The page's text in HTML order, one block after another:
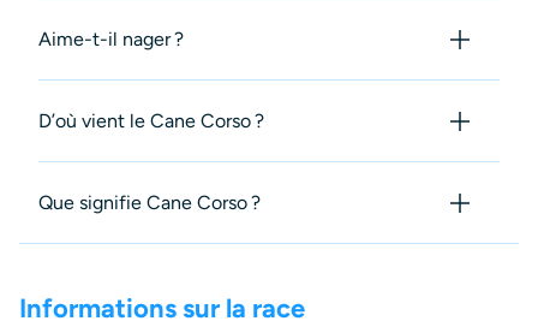
Aime-t-il nager ?
D’où vient le Cane Corso ?
Que signifie Cane Corso ?
Informations sur la race